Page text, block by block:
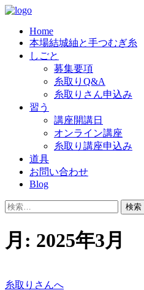
Skip
content
奥順株式会社
結城紬の老舗「奥
つむいでくださる
募集しています。
Home
本場結城紬と手つむぎ糸
しごと
募集要項
糸取りQ&A
糸取りさん申込み
習う
講座開講日
オンライン講座
糸取り講座申込み
道具
お問い合わせ
Blog
検
月: 2025年3月
糸取りさんへ